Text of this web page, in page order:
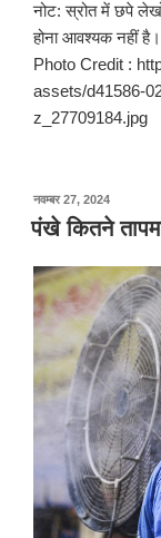
नोट: स्रोत में छपे
होना आवश्यक नहीं है।
Photo Credit :
assets/d41586-
z_27709184.jpg
नवम्बर 27, 2024पर
प्रकाशित
किया
पंखे कितने